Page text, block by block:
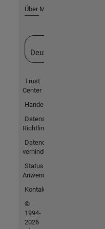
Über MathWorks
Deutschland
Trust
Center
Handelsmarken
Datenschutz-
Richtlinien
Datendiebstahl
verhindern
Status von
Anwendungen
Kontakt
©
1994-
2026